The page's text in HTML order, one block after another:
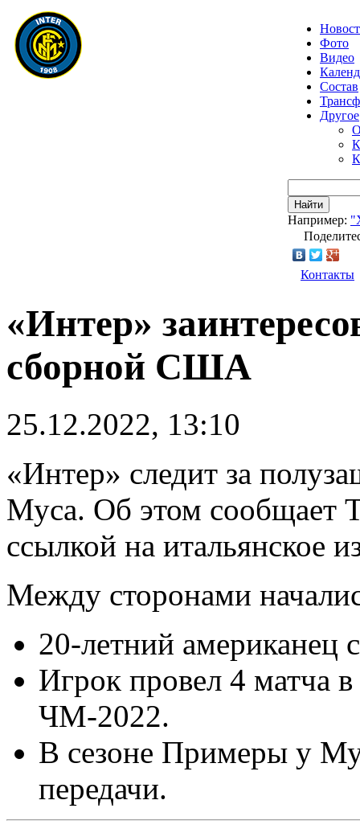
Фото
Видео
Состав
Другое
Найти
Например:
Контакты
«Интер»
сборной США
25.12.2022, 13:10
«Интер» следит за
Муса. Об этом сообщает
ссылкой на итальянское
Между сторонами
20-летний американец
Игрок провел 4 матча
ЧМ-2022.
В сезоне Примеры у
передачи.